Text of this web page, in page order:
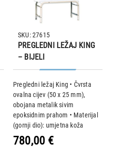
PREGLEDNI LEŽAJ KING
– BIJELI
Pregledni ležaj King • Čvrsta
ovalna cijev (50 x 25 mm),
obojana metalik sivim
epoksidnim prahom • Materijal
(gornji dio): umjetna koža
(vatrootporna, periva, klasa 1
IM, s punjenjem velike gustoće)
SKU: 27615
780,00 €